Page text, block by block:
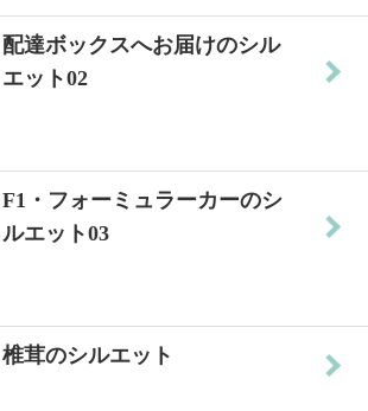
配達ボックスへお届けのシル
エット02
F1・フォーミュラーカーのシ
ルエット03
椎茸のシルエット